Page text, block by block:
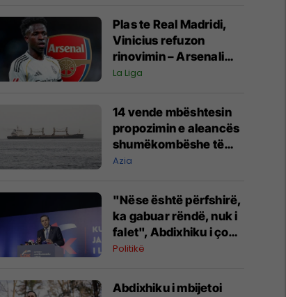
Plas te Real Madridi,
Vinicius refuzon
rinovimin – Arsenali
gati ofertën 140
La Liga
14 vende mbështesin
propozimin e aleancës
shumëkombëshe të
mbrojtjes detare të
Saudite
Azia
"Nëse është përfshirë,
ka gabuar rëndë, nuk i
falet", Abdixhiku i çon
“selam” Përparim
Politikë
Abdixhiku i mbijetoi